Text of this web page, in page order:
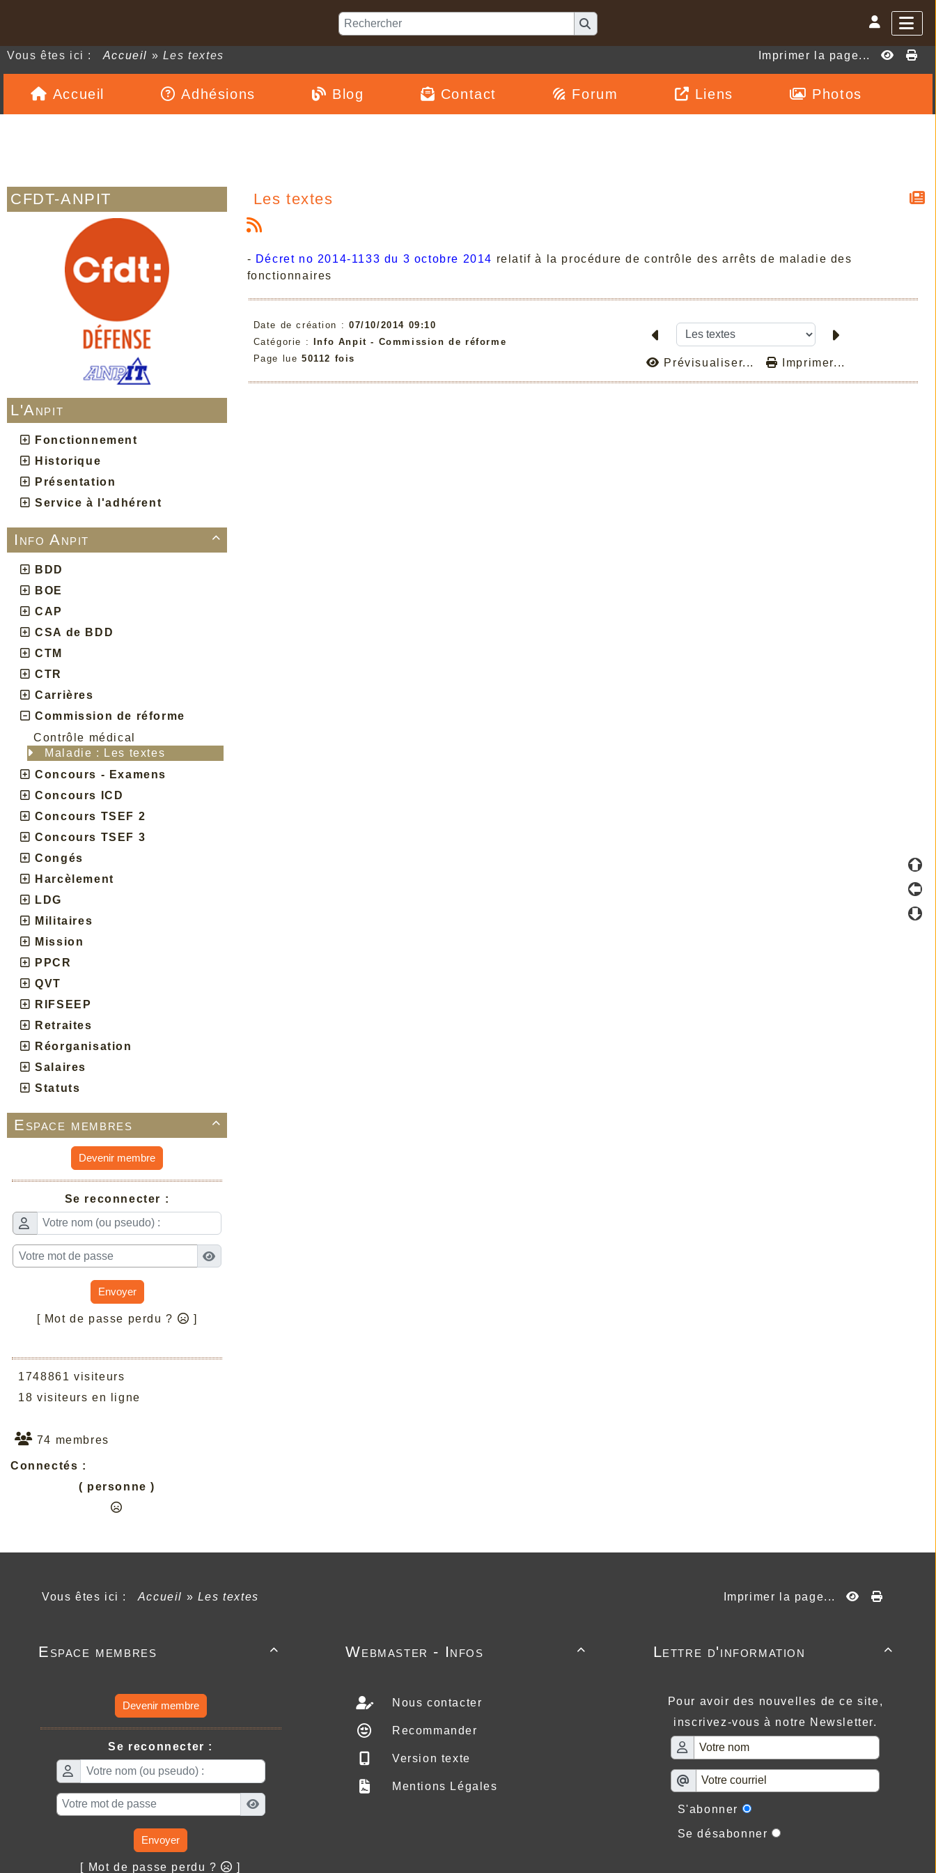
Vous êtes ici : Accueil » Les textes Imprimer la page...
Accueil Adhésions Blog Contact Forum Liens Photos
CFDT-ANPIT
L'Anpit
Fonctionnement
Historique
Présentation
Service à l'adhérent

Info Anpit
BDD
BOE
CAP
CSA de BDD
CTM
CTR
Carrières
Commission de réforme
Contrôle médical
Maladie : Les textes
Concours - Examens
Concours ICD
Concours TSEF 2
Concours TSEF 3
Congés
Harcèlement
LDG
Militaires
Mission
PPCR
QVT
RIFSEEP
Retraites
Réorganisation
Salaires
Statuts

Espace membres
Devenir membre
Se reconnecter :
Envoyer
[ Mot de passe perdu ? ]
1748861 visiteurs
18 visiteurs en ligne
74 membres
Connectés :
( personne )
Les textes
- Décret no 2014-1133 du 3 octobre 2014 relatif à la procédure de contrôle des arrêts de maladie des
fonctionnaires
Date de création : 07/10/2014 09:10
Catégorie :
Info Anpit - Commission de réforme
Page lue 50112 fois Prévisualiser... Imprimer...
Vous êtes ici : Accueil » Les textes Imprimer la page...

Espace membres
Devenir membre
Se reconnecter :
Envoyer
[ Mot de passe perdu ? ]

Webmaster - Infos
Nous contacter
Recommander
Version texte
Mentions Légales

Lettre d'information
Pour avoir des nouvelles de ce site,
inscrivez-vous à notre Newsletter.
S'abonner
Se désabonner